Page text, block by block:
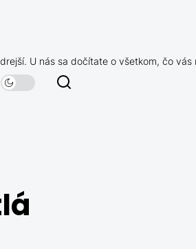
U nás sa dočítate o všetkom, čo vás